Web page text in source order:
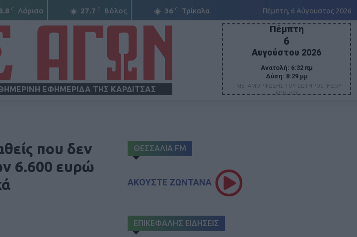
C Λάρισα 27.7 C Βόλος 36 C Τρίκαλα Πέμπτη, 6 Αύγουστος 2026
ΕΦΗΜΕΡΙΔΑ ΤΗΣ ΚΑΡΔΙΤΣΑΣ
Πέμπτη
6
Αυγούστου 2026
Ανατολή: 6:32 πμ
Δύση: 8:29 μμ
+ ΜΕΤΑΜΟΡΦΩΣΗΣ ΤΟΥ ΣΩΤΗΡΟΣ ΙΗΣΟΥ
ΧΡΙΣΤΟΥ
που δεν
6.600 ευρώ
ΘΕΣΣΑΛΙΑ FM
ΑΚΟΥΣΤΕ ΖΩΝΤΑΝΑ
ΕΠΙΚΕΦΑΛΗΣ ΕΙΔΗΣΕΙΣ